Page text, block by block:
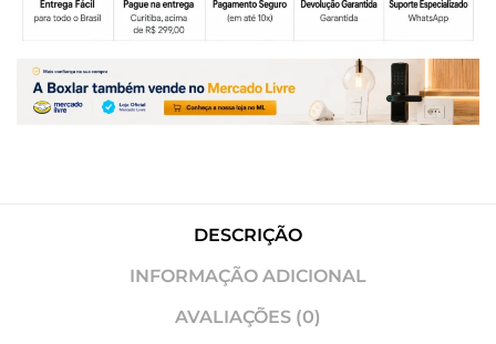
DESCRIÇÃO
INFORMAÇÃO ADICIONAL
AVALIAÇÕES (0)